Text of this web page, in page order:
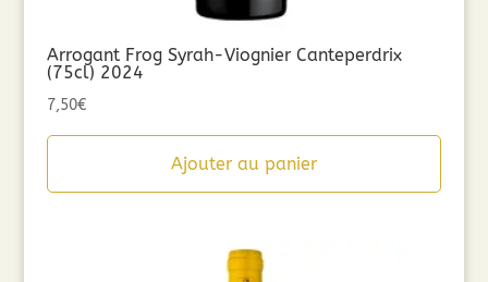
Arrogant Frog Syrah-Viognier Canteperdrix
(75cl) 2024
7,50€
Ajouter au panier